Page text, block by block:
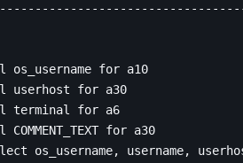
os_username for a10
userhost for a30
terminal for a6
COMMENT_TEXT for a30
os_username, username,